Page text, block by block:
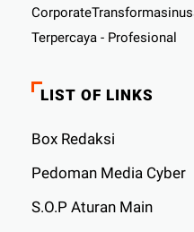
Terpercaya - Profesional
LIST OF LINKS
Box Redaksi
Pedoman Media Cyber
S.O.P Aturan Main